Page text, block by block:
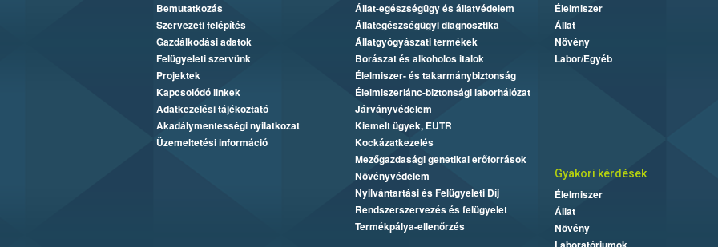
Bemutatkozás
Szervezeti felépítés
Gazdálkodási adatok
Felügyeleti szervünk
Projektek
Kapcsolódó linkek
Adatkezelési tájékoztató
Akadálymentességi nyilatkozat
Üzemeltetési információ
Állat-egészségügy és állatvédelem
Állategészségügyi diagnosztika
Állatgyógyászati termékek
Borászat és alkoholos italok
Élelmiszer- és takarmánybiztonság
Élelmiszerlánc-biztonsági laborhálózat
Járványvédelem
Kiemelt ügyek, EUTR
Kockázatkezelés
Mezőgazdasági genetikai erőforrások
Növényvédelem
Nyilvántartási és Felügyeleti Díj
Rendszerszervezés és felügyelet
Termékpálya-ellenőrzés
Élelmiszer
Állat
Növény
Labor/Egyéb
Gyakori kérdések
Élelmiszer
Állat
Növény